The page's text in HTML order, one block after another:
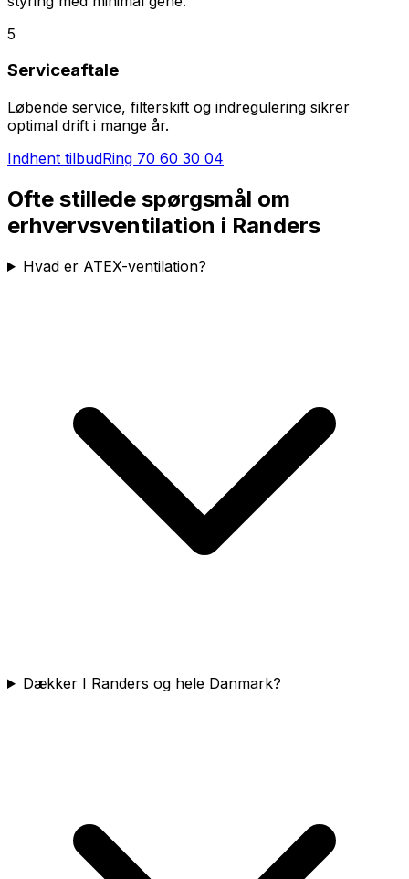
5
Serviceaftale
Løbende service, filterskift og indregulering sikrer
optimal drift i mange år.
Indhent tilbudRing 70 60 30 04
Ofte stillede spørgsmål om
erhvervsventilation i Randers
Hvad er ATEX-ventilation?
Dækker I Randers og hele Danmark?